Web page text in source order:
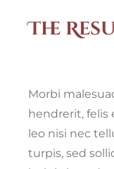
The
Morbi
hendrerit, felis
leo nisi nec
turpis, sed